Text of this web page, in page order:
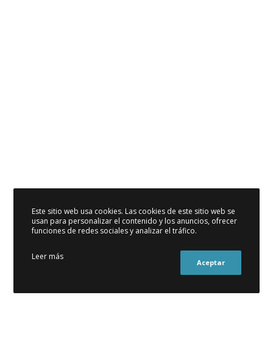
Este sitio web usa cookies. Las cookies de este sitio web se
usan para personalizar el contenido y los anuncios, ofrecer
funciones de redes sociales y analizar el tráfico.
Leer más
Aceptar